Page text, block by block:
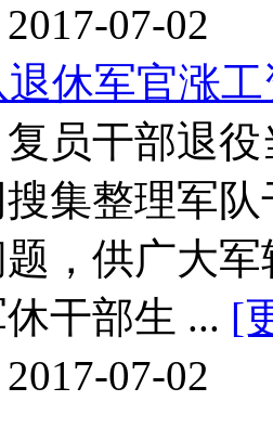
07-02
退休军官涨
员干部退
集整理军
题，供广大
干部生 ... [
07-02